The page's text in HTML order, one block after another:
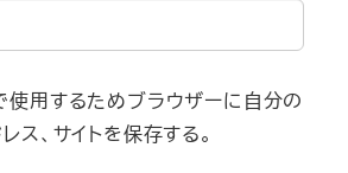
使用するためブラウザーに自分の
ス、サイトを保存する。